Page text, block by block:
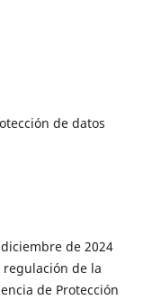
de datos
de 2024
de la
de Protección